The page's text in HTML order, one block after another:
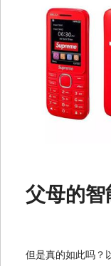
父母的智
但是真的如此吗？